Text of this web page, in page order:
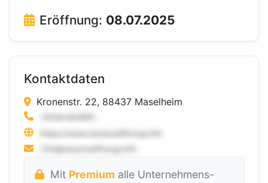
Eröffnung: 08.07.2025
Kontaktdaten
Kronenstr. 22, 88437 Maselheim
Mit Premium alle Unternehmens-